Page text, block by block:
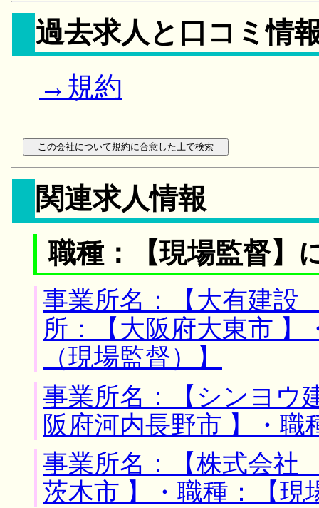
過去求人と口コミ情
→規約
関連求人情報
職種：【現場監督】
事業所名：【大有建
所：【大阪府大東市 】
（現場監督）】
事業所名：【シンヨ
阪府河内長野市 】・職
事業所名：【株式会社
茨木市 】・職種：【現